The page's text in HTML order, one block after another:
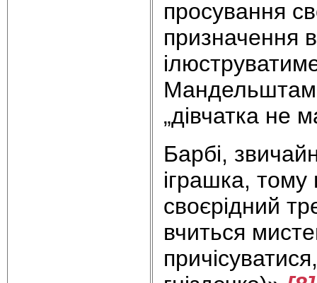
просування
призначення
„дівчатка не
Барбі,
іграшка, тому
своєрідний
вчиться